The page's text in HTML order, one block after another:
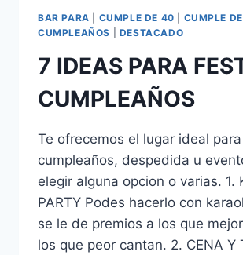
BAR PARA CUMPLE DE 40 CUMPLE
CUMPLEAÑOS
DESTACADO
7 IDEAS PARA
CUMPLEAÑOS
Te ofrecemos el lugar ideal
cumpleaños, despedida u
elegir alguna opcion o varias. 1.
PARTY Podes hacerlo con
se le de premios a los que
los que peor cantan. 2. CENA Y